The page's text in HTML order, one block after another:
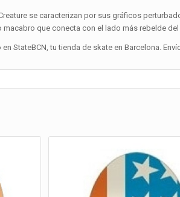
se caracterizan por sus gráficos
macabro que conecta con el lado más rebelde
en StateBCN, tu tienda de skate en Barcelona.